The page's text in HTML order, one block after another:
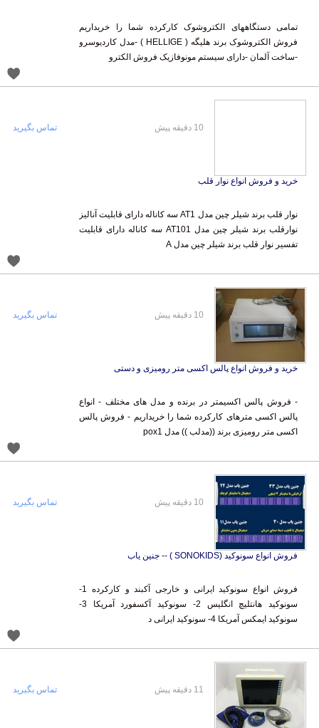
تمامی دستگاههای الکتروشوک کارکرده شما را خریداریم
فروش الکتروشوک برند هلیگه ( HELLIGE ) -مدل کاردیوسرو
-ساخت آلمان -دارای سیستم مونوفازیک فروش الکترو
خرید و فروش انواع نوار قلب
نوار قلب برند شیلر چین مدل AT1 سه کاناله دارای قابلیت آنالیز
نوارقلب برند شیلر چین مدل AT101 سه کاناله دارای قابلیت
تفسیر نوار قلب برند شیلر چین مدل A
10 دقیقه پیش تماس بگیرید
خرید و فروش انواع پالس اکسی متر رومیزی و دستی
- فروش پالس اکسیمتر در برنده و مدل های مختلف - انواع
پالس اکسی مترهای کارکرده شما را خریداریم - فروش پالس
اکسی متر رومیزی برند ((مدلب )) مدل pox1
10 دقیقه پیش تماس بگیرید
فروش انواع سونوکید (SONOKIDS ) -- جنین یاب
فروش انواع سونوکید ایرانی و خارجی آکبند و کارکرده 1-سونوکید هانتلیچ انگلیس 2- سونوکید آکسفورد آمریکا 3-
سونوکید ایمکس آمریکا 4- سونوکید ایرانی د
10 دقیقه پیش تماس بگیرید
11 دقیقه پیش تماس بگیرید